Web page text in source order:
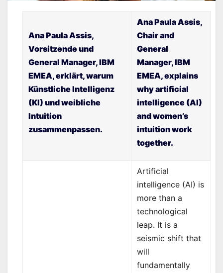
Ana Paula Assis,
Vorsitzende und
General Manager, IBM
EMEA, erklärt, warum
Künstliche Intelligenz
(KI) und weibliche
Intuition
zusammenpassen.
Ana Paula Assis,
Chair and
General
Manager, IBM
EMEA, explains
why artificial
intelligence (AI)
and women’s
intuition work
together.
Artificial
intelligence (AI) is
more than a
technological
leap. It is a
seismic shift that
will
fundamentally